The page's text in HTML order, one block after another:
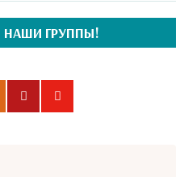
НАШИ ГРУППЫ!